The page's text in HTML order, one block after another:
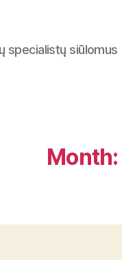
specialistų siūlomus
Month: